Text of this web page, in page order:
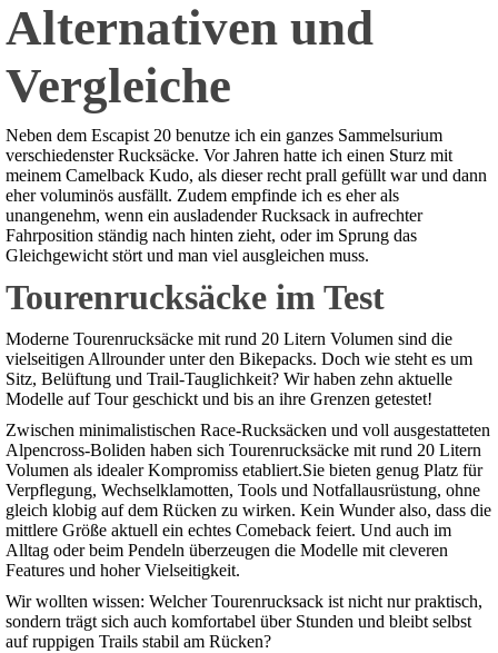
Alternativen und
Vergleiche
Neben dem Escapist 20 benutze ich ein ganzes Sammelsurium
verschiedenster Rucksäcke. Vor Jahren hatte ich einen Sturz mit
meinem Camelback Kudo, als dieser recht prall gefüllt war und dann
eher voluminös ausfällt. Zudem empfinde ich es eher als
unangenehm, wenn ein ausladender Rucksack in aufrechter
Fahrposition ständig nach hinten zieht, oder im Sprung das
Gleichgewicht stört und man viel ausgleichen muss.
Tourenrucksäcke im Test
Moderne Tourenrucksäcke mit rund 20 Litern Volumen sind die
vielseitigen Allrounder unter den Bikepacks. Doch wie steht es um
Sitz, Belüftung und Trail-Tauglichkeit? Wir haben zehn aktuelle
Modelle auf Tour geschickt und bis an ihre Grenzen getestet!
Zwischen minimalistischen Race-Rucksäcken und voll ausgestatteten
Alpencross-Boliden haben sich Tourenrucksäcke mit rund 20 Litern
Volumen als idealer Kompromiss etabliert.Sie bieten genug Platz für
Verpflegung, Wechselklamotten, Tools und Notfallausrüstung, ohne
gleich klobig auf dem Rücken zu wirken. Kein Wunder also, dass die
mittlere Größe aktuell ein echtes Comeback feiert. Und auch im
Alltag oder beim Pendeln überzeugen die Modelle mit cleveren
Features und hoher Vielseitigkeit.
Wir wollten wissen: Welcher Tourenrucksack ist nicht nur praktisch,
sondern trägt sich auch komfortabel über Stunden und bleibt selbst
auf ruppigen Trails stabil am Rücken?